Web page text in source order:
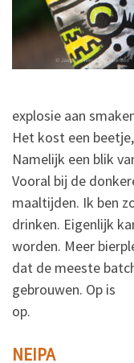
explosie aan
Het kost een
Namelijk een blik
Vooral bij de
maaltijden. Ik ben
drinken. Eigenlijk
worden. Meer
dat de meeste
gebrouwen. Op is
op.
NEIPA